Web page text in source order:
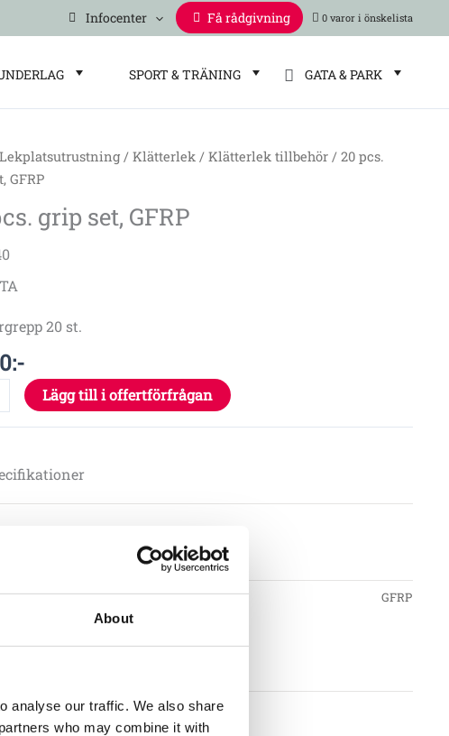
About
analyse our traffic. We also share
who may combine it with
Infocenter Få rådgivning 0 varor
SPORT & TRÄNING GATA & PARK
Lekplatsutrustning /Klätterlek /Klätterlek tillbehör / 20 pcs.
GFRP
grip set, GFRP
20 st.
:-
Lägg till i offertförfrågan
stolpe/rör GFRP
skötselanvisning